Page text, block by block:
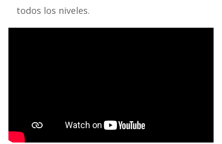
todos los niveles.